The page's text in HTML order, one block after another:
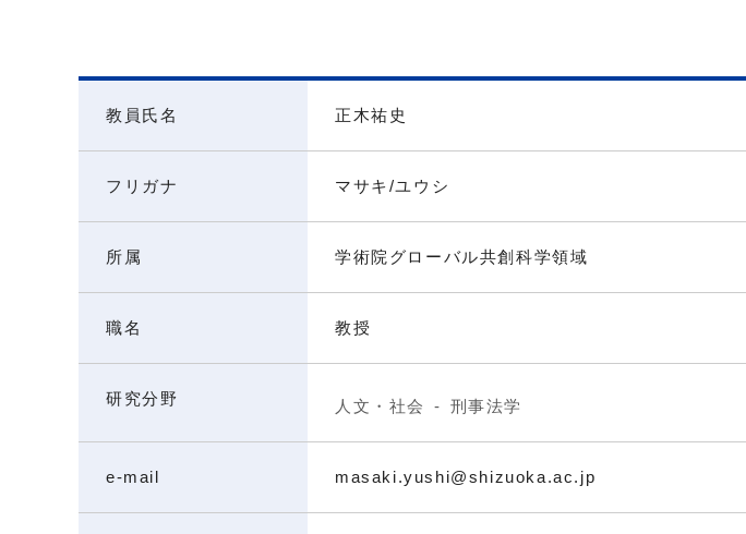
教員氏名 正木祐史
フリガナ マサキ/ユウシ
所属 学術院グローバル共創科学領域
職名 教授
研究分野 人文・社会 刑事法学
e-mail masaki.yushi@shizuoka.ac.jp